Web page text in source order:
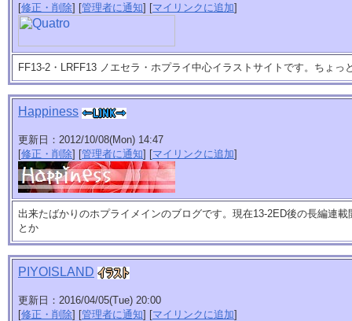
[修正・削除] [管理者に通知] [マイリンクに追加]
FF13-2・LRFF13 ノエセラ・ホプライ中心イラストサイトです。ちょ
Happiness
更新日：2012/10/08(Mon) 14:47
[修正・削除] [管理者に通知] [マイリンクに追加]
出来たばかりのホプライメインのブログです。現在13-2ED後の長編連
とか
PIYOISLAND
更新日：2016/04/05(Tue) 20:00
[修正・削除] [管理者に通知] [マイリンクに追加]